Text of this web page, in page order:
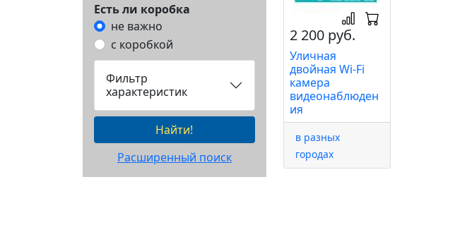
Есть ли коробка
не важно
с коробкой
Фильтр
характеристик
Найти!
Расширенный поиск
2 200 руб.
Уличная
двойная Wi-Fi
камера
видеонаблюден
ия
в разных
городах